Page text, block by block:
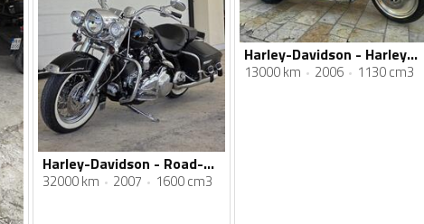
Harley-Davidson - Road-King
32000 km 2007 1600 cm3
Harley-Davidson - Harley-Davidson
13000 km 2006 1130 cm3